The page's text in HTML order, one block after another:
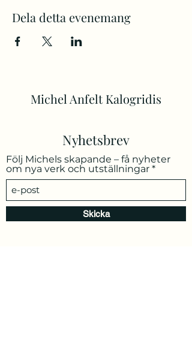
Dela detta evenemang
Michel Anfelt Kalogridis
Nyhetsbrev
Följ Michels skapande – få nyheter
om nya verk och utställningar
Skicka